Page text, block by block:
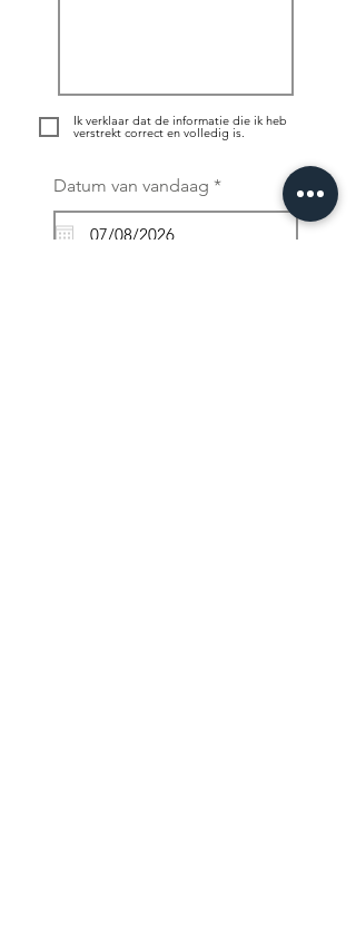
Ik verklaar dat de informatie die ik heb
verstrekt correct en volledig is.
Datum van vandaag *r
q